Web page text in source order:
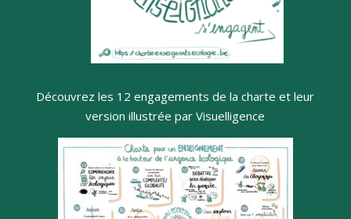
Découvrez les 12 engagements de la charte et leur
version illustrée par Visuelligence